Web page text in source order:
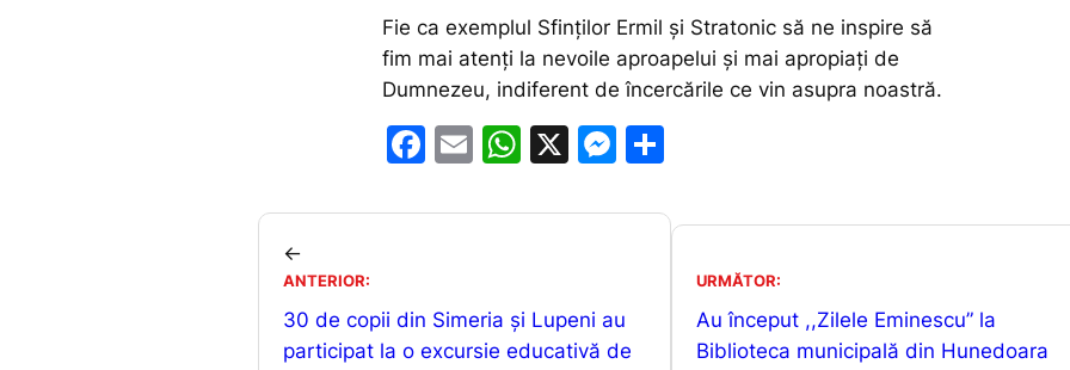
Fie ca exemplul Sfinților Ermil și Stratonic să ne inspire să
fim mai atenți la nevoile aproapelui și mai apropiați de
Dumnezeu, indiferent de încercările ce vin asupra noastră.
F
c
o
E
ai
W
at
p
X
M
s
n
ta
←
ANTERIOR:
30 de copii din Simeria și Lupeni au
participat la o excursie educativă de
URMĂTOR:
Au început ,,Zilele Eminescu” la
Biblioteca municipală din Hunedoara